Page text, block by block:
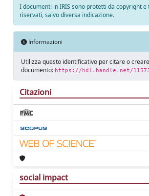
I documenti in IRIS sono protetti da copyright
riservati, salvo diversa indicazione.
Informazioni
Utilizza questo identificativo per citare o
documento: https://hdl.handle.net/
Citazioni
social impact